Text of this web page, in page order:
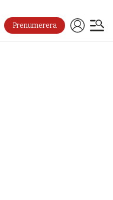
Prenumerera